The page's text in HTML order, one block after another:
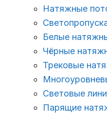
Натяжные
Белые
Чёрные
Трековые
Световые
Парящие